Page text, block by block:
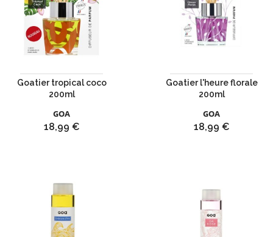
Goatier tropical coco
200ml
GOA
Prix
18,99 €
Goatier l'heure florale
200ml
GOA
Prix
18,99 €